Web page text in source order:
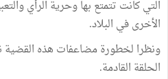
التي كانت تتمتع بها وحرية الرأي
الأخرى في البلاد.
ونظرا لخطورة مضاعفات هذه القضية
الحلقة القادمة.